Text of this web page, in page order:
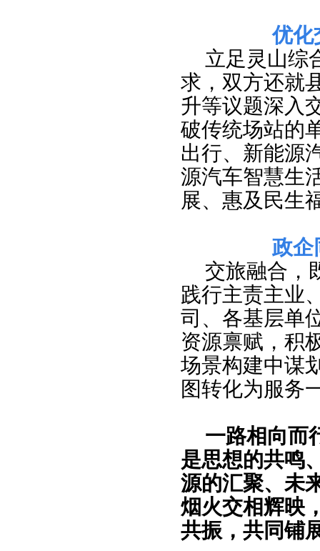
优化
立足灵山综
求，双方还就
升等议题深入
破传统场站的
出行、新能源
源汽车智慧生
展、惠及民生
政企
交旅融合，
践行主责主业
司、各基层单
资源禀赋，积
场景构建中谋
图转化为服务
一路相向而
是思想的共鸣
源的汇聚、未
烟火交相辉映
共振，共同铺